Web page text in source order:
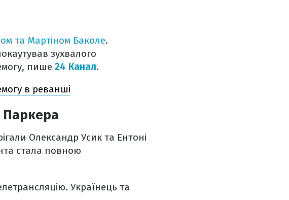
та Мартіном Баколе.
зухвалого
пише 24 Канал.
в реванші
Паркера
Олександр Усик та Ентоні
стала повною
Українець та